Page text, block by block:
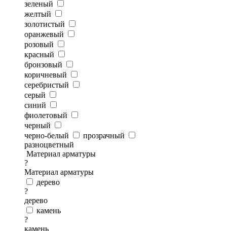
зеленый
желтый
золотистый
оранжевый
розовый
красный
бронзовый
коричневый
серебристый
серый
синий
фиолетовый
черный
черно-белый
прозрачный
разноцветный
Материал арматуры
?
Материал арматуры
дерево
?
дерево
камень
?
камень